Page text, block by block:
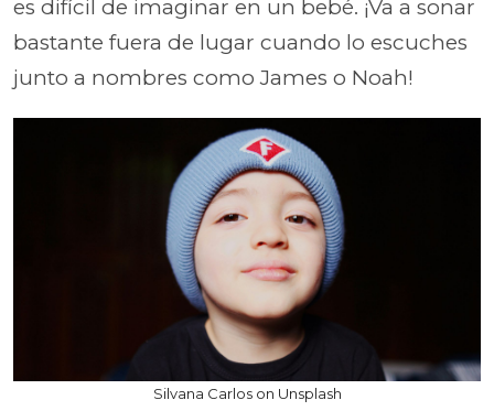
es difícil de imaginar en un bebé. ¡Va a sonar
bastante fuera de lugar cuando lo escuches
junto a nombres como James o Noah!
Silvana Carlos on Unsplash